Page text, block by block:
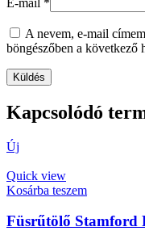
A nevem, e-mail
böngészőben a következő
Kapcsolódó
Új
Quick view
Kosárba teszem
Füsrűtölő Stamford